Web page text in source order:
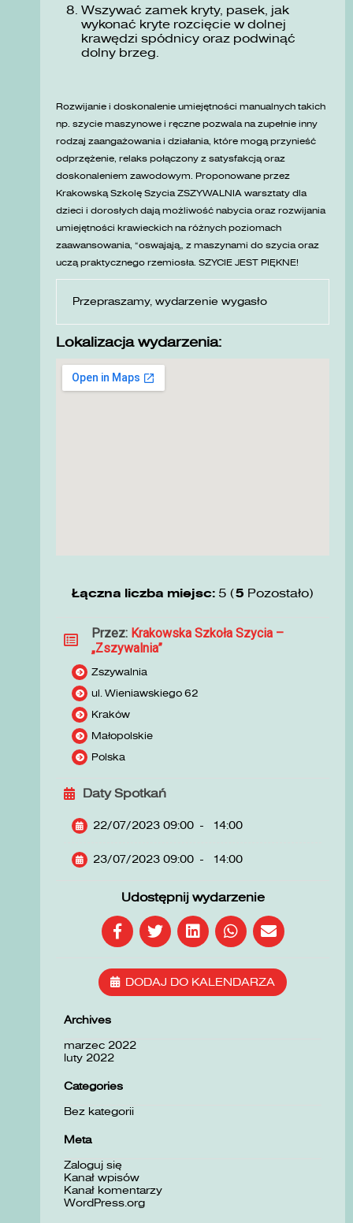
Wszywać zamek kryty, pasek, jak
wykonać kryte rozcięcie w dolnej
krawędzi spódnicy oraz podwinąć
dolny brzeg.
Rozwijanie i doskonalenie umiejętności manualnych takich
np. szycie maszynowe i ręczne pozwala na zupełnie inny
rodzaj zaangażowania i działania, które mogą przynieść
odprzężenie, relaks połączony z satysfakcją oraz
doskonaleniem zawodowym. Proponowane przez
Krakowską Szkolę Szycia ZSZYWALNIA warsztaty dla
dzieci i dorosłych dają możliwość nabycia oraz rozwijania
umiejętności krawieckich na różnych poziomach
zaawansowania, „oswajają” z maszynami do szycia oraz
uczą praktycznego rzemiosła. SZYCIE JEST PIĘKNE!
Przepraszamy, wydarzenie wygasło
Lokalizacja wydarzenia:
Łączna liczba miejsc: 5 (5 Pozostało)
Przez: Krakowska Szkoła Szycia –
„Zszywalnia”
Zszywalnia
ul. Wieniawskiego 62
Kraków
Małopolskie
Polska
Daty Spotkań
22/07/2023 09:00 - 14:00
23/07/2023 09:00 - 14:00
Udostępnij wydarzenie
DODAJ DO KALENDARZA
Archives
marzec 2022
luty 2022
Categories
Bez kategorii
Meta
Zaloguj się
Kanał wpisów
Kanał komentarzy
WordPress.org